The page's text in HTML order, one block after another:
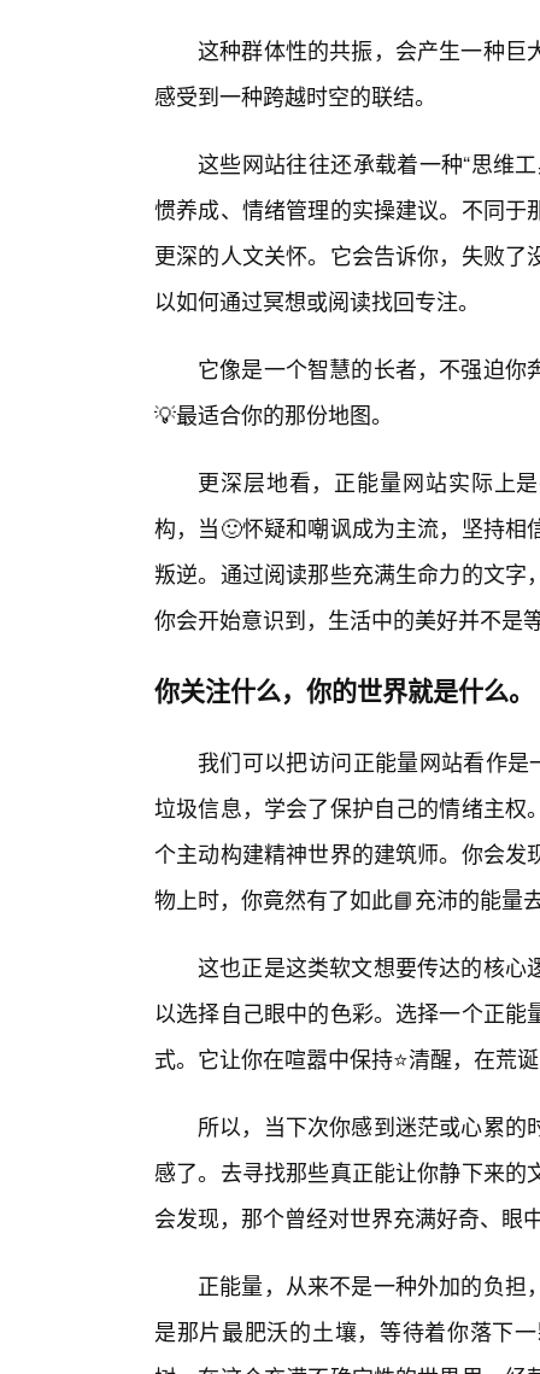
这种群体性的共振，会产生一种巨
感受到一种跨越时空的联结。
这些网站往往还承载着一种“思维
惯养成、情绪管理的实操建议。不同
更深的人文关怀。它会告诉你，失败
以如何通过冥想或阅读找回专注。
它像是一个智慧的长者，不强迫
💡最适合你的那份地图。
更深层地看，正能量网站实际上
构，当🙂怀疑和嘲讽成为主流，坚持
叛逆。通过阅读那些充满生命力的文
你会开始意识到，生活中的美好并不是
你关注什么，你的世界就是什么。
我们可以把访问正能量网站看作是
垃圾信息，学会了保护自己的情绪主
个主动构建精神世界的建筑师。你会
物上时，你竟然有了如此📘充沛的能
这也正是这类软文想要传达的核心
以选择自己眼中的色彩。选择一个正
式。它让你在喧嚣中保持⭐清醒，在荒
所以，当下次你感到迷茫或心累
感了。去寻找那些真正能让你静下来
会发现，那个曾经对世界充满好奇、眼
正能量，从来不是一种外加的负
是那片最肥沃的土壤，等待着你落下